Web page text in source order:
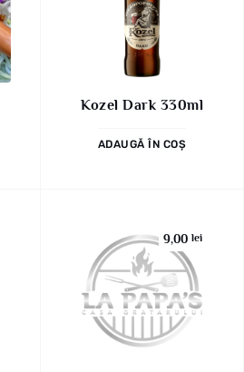
Kozel Dark 330ml
ADAUGĂ ÎN COȘ
9,00lei